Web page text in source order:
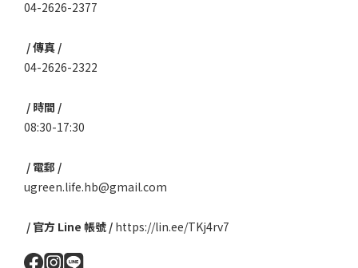
04-2626-2377
/ 傳真 /
04-2626-2322
/ 時間 /
08:30-17:30
/ 電郵 /
ugreen.life.hb@gmail.com
/ 官方 Line 帳號 / https://lin.ee/TKj4rv7